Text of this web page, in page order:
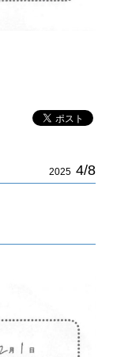
2025 4/8